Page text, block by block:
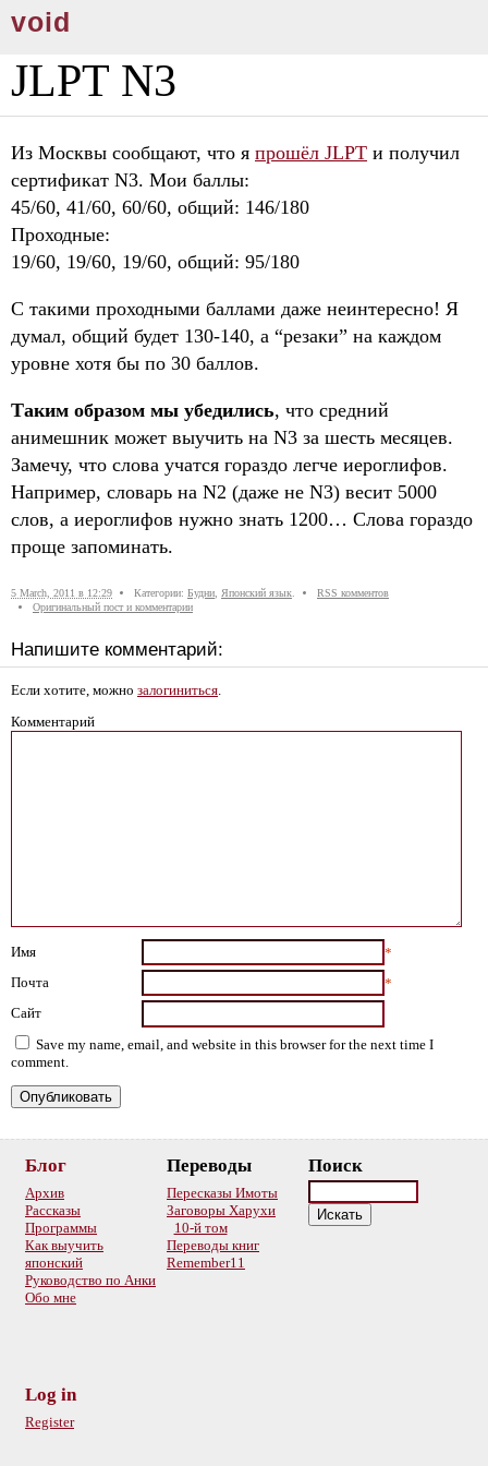
void
JLPT N3
Из Москвы сообщают, что я прошёл JLPT и получил
сертификат N3. Мои баллы:
45/60, 41/60, 60/60, общий: 146/180
Проходные:
19/60, 19/60, 19/60, общий: 95/180
С такими проходными баллами даже неинтересно! Я
думал, общий будет 130-140, а “резаки” на каждом
уровне хотя бы по 30 баллов.
Таким образом мы убедились, что средний
анимешник может выучить на N3 за шесть месяцев.
Замечу, что слова учатся гораздо легче иероглифов.
Например, словарь на N2 (даже не N3) весит 5000
слов, а иероглифов нужно знать 1200… Слова гораздо
проще запоминать.
5 March, 2011 в 12:29 Категории: Будни Японский язык
RSS комментов
Оригинальный пост и комментарии
Напишите комментарий:
Если хотите, можно залогиниться
Комментарий
Имя
*
Почта
*
Сайт
Save my name, email, and website in this browser for the next time I
comment.
Блог
Архив
Рассказы
Программы
Как выучить
японский
Руководство по Анки
Обо мне
Переводы
Пересказы Имоты
Заговоры Харухи
10-й том
Переводы книг
Remember11
Поиск
Log in
Register